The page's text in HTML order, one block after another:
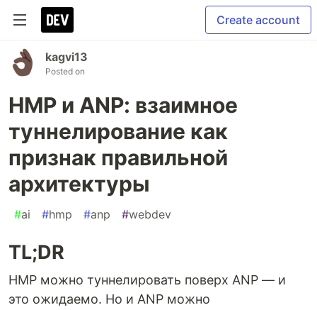
Create account
kagvi13
Posted on
HMP и ANP: взаимное
туннелирование как
признак правильной
архитектуры
#ai #hmp #anp #webdev
TL;DR
HMP можно туннелировать поверх ANP — и
это ожидаемо. Но и ANP можно